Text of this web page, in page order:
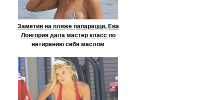
Заметив на пляже папарацци, Ева
Лонгория дала мастер класс по
натиранию себя маслом